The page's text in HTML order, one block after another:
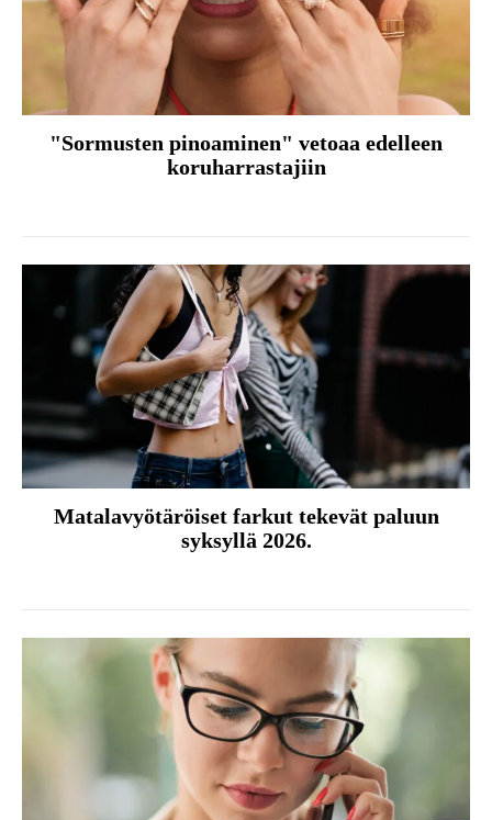
"Sormusten pinoaminen" vetoaa edelleen
koruharrastajiin
Matalavyötäröiset farkut tekevät paluun
syksyllä 2026.